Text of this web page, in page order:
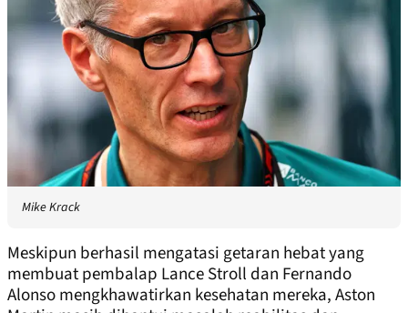
Mike Krack
Meskipun berhasil mengatasi getaran hebat yang
membuat pembalap Lance Stroll dan Fernando
Alonso mengkhawatirkan kesehatan mereka, Aston